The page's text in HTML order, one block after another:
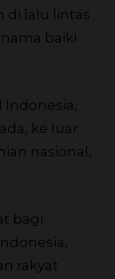
di lalu lintas
baiki
ke luar
nasional,
bagi
rakyat